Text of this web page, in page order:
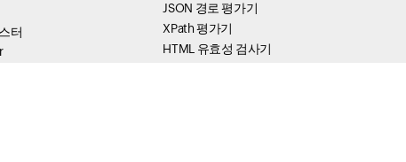
터
JSON 경로 평가기
XPath 평가기
HTML 유효성 검사기